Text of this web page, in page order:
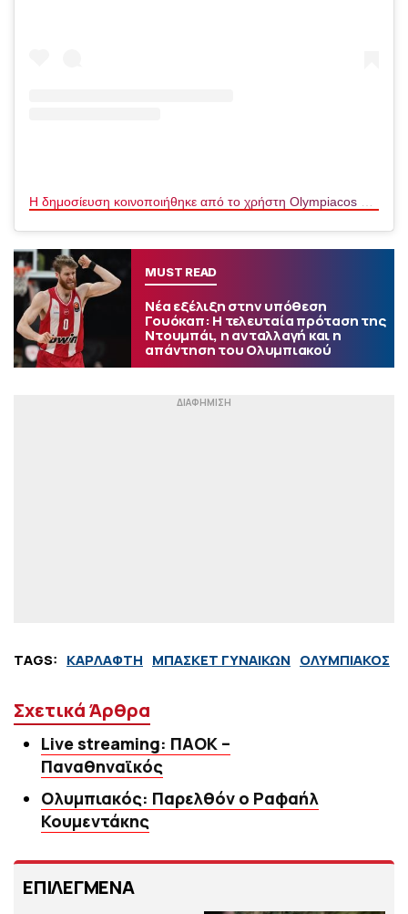
Η δημοσίευση κοινοποιήθηκε από το χρήστη Olympiacos Piraeus (@olympiacossfp)
MUST READ
Νέα εξέλιξη στην υπόθεση
Γουόκαπ: Η τελευταία πρόταση της
Ντουμπάι, η ανταλλαγή και η
απάντηση του Ολυμπιακού
TAGS: ΚΑΡΛΑΦΤΗ ΜΠΑΣΚΕΤ ΓΥΝΑΙΚΩΝ ΟΛΥΜΠΙΑΚΟΣ
Σχετικά Άρθρα
Live streaming: ΠΑΟΚ –
Παναθηναϊκός
Ολυμπιακός: Παρελθόν ο Ραφαήλ
Κουμεντάκης
ΕΠΙΛΕΓΜΕΝΑ